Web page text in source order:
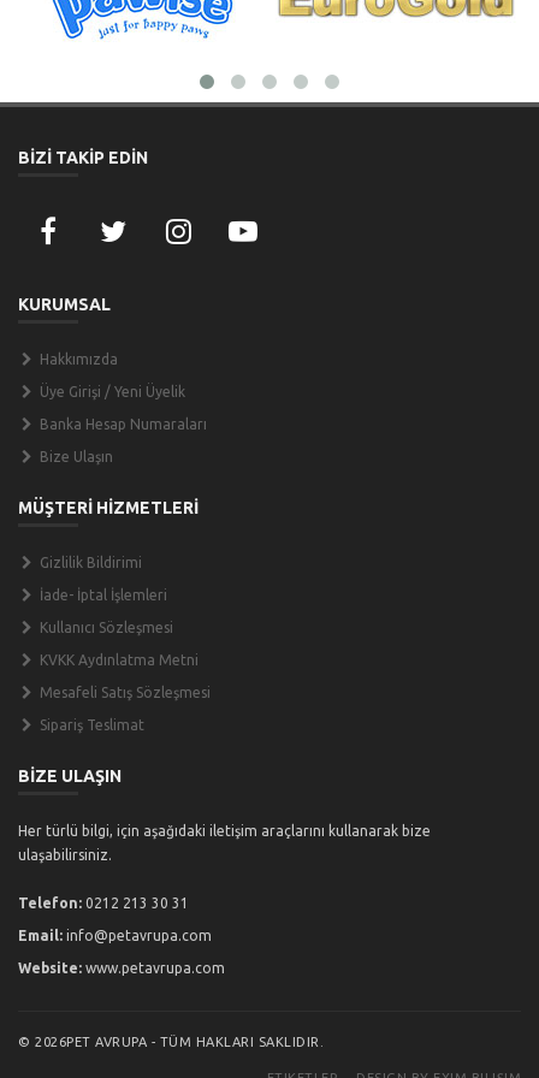
BİZİ TAKİP EDİN
KURUMSAL
Hakkımızda
Üye Girişi / Yeni Üyelik
Banka Hesap Numaraları
Bize Ulaşın
MÜŞTERİ HİZMETLERİ
Gizlilik Bildirimi
İade- İptal İşlemleri
Kullanıcı Sözleşmesi
KVKK Aydınlatma Metni
Mesafeli Satış Sözleşmesi
Sipariş Teslimat
BİZE ULAŞIN
Her türlü bilgi, için aşağıdaki iletişim araçlarını kullanarak bize
ulaşabilirsiniz.
Telefon: 0212 213 30 31
Email: info@petavrupa.com
Website: www.petavrupa.com
© 2026PET AVRUPA - TÜM HAKLARI SAKLIDIR.